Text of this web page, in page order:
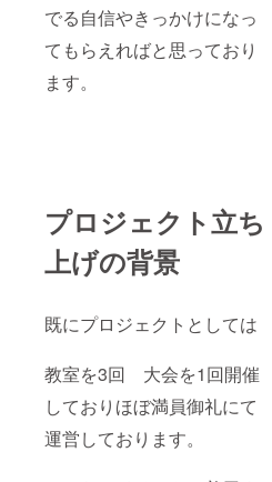
でる自信やきっかけになっ
てもらえればと思っており
ます。
プロジェクト立ち
上げの背景
既にプロジェクトとしては
教室を3回 大会を1回開催
しておりほぼ満員御礼にて
運営しております。